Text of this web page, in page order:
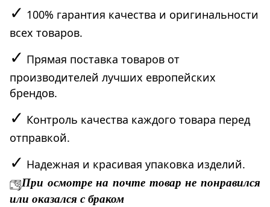
✓ 100% гарантия качества и оригинальности
всех товаров.
✓ Прямая поставка товаров от
производителей лучших европейских
брендов.
✓ Контроль качества каждого товара перед
отправкой.
✓ Надежная и красивая упаковка изделий.
При осмотре на почте товар не понравился
или оказался с браком